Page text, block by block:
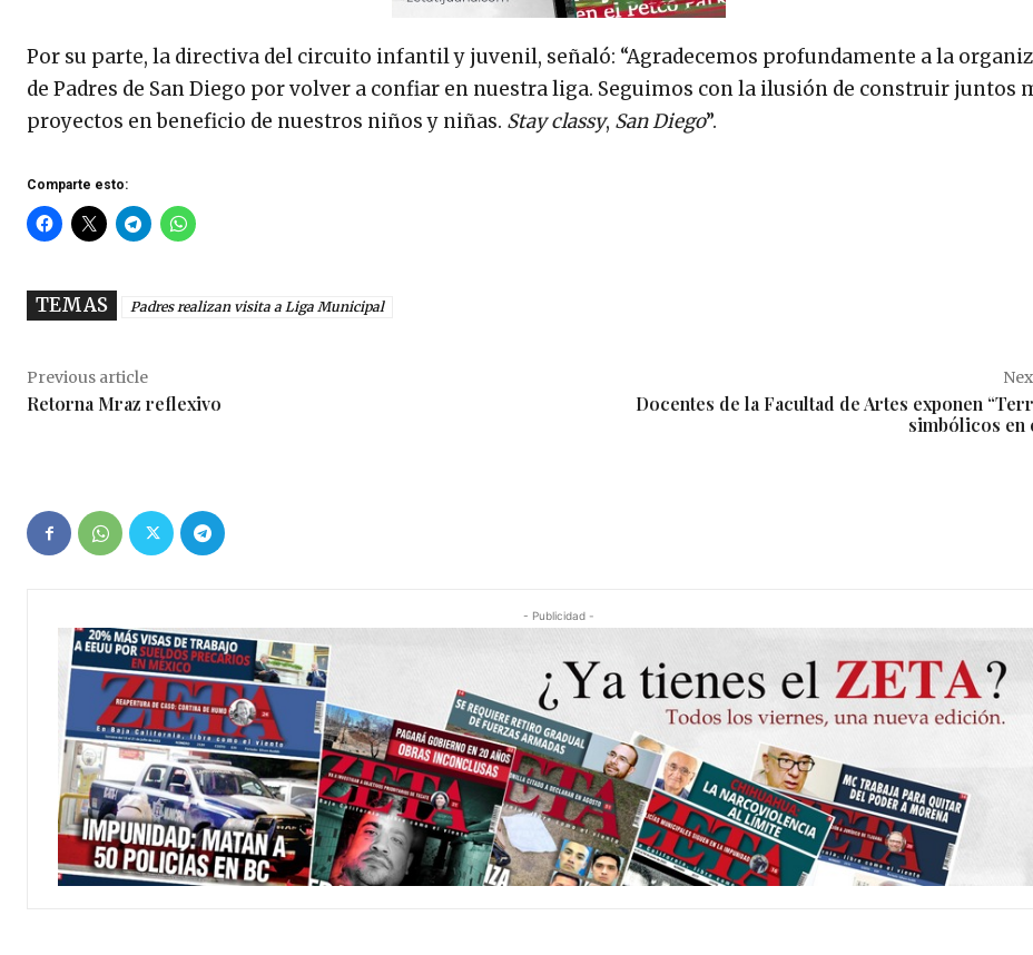
Por su parte, la directiva del circuito infantil y juvenil, señaló: “Agradecemos profundamente a la
de Padres de San Diego por volver a confiar en nuestra liga. Seguimos con la ilusión de construir juntos
proyectos en beneficio de nuestros niños y niñas. Stay classy, San Diego”.
Comparte esto:
TEMAS Padres realizan visita a Liga Municipal
Previous article
Retorna Mraz reflexivo
Docentes de la Facultad de Artes exponen
simbólicos en
- Publicidad -